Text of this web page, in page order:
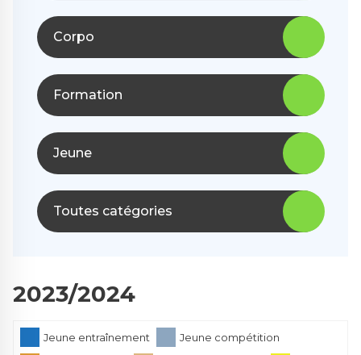
Corpo
Formation
Jeune
Toutes catégories
2023/2024
Jeune entraînement
Jeune compétition